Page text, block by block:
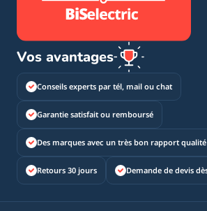
Vos avantages
Conseils experts par tél, mail ou chat
Garantie satisfait ou remboursé
Des marques avec un très bon rapport
Retours 30 jours Demande de devis